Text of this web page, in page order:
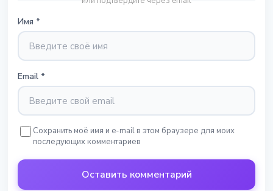
Имя *
Email *
Сохранить моё имя и e-mail в этом браузере для моих
последующих комментариев
Оставить комментарий